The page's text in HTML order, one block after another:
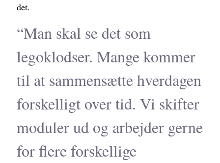
det.
“Man skal se det som
legoklodser. Mange kommer
til at sammensætte hverdagen
forskelligt over tid. Vi skifter
moduler ud og arbejder gerne
for flere forskellige